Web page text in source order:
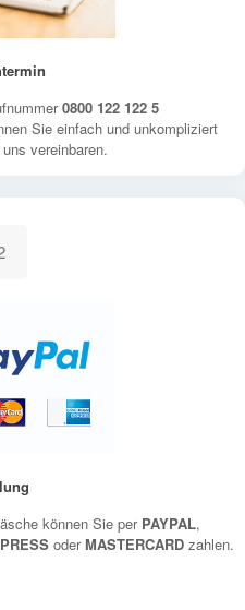
0800 122 122 5
Sie einfach und unkompliziert
vereinbaren.
können Sie per PAYPAL,
oderMASTERCARD zahlen.